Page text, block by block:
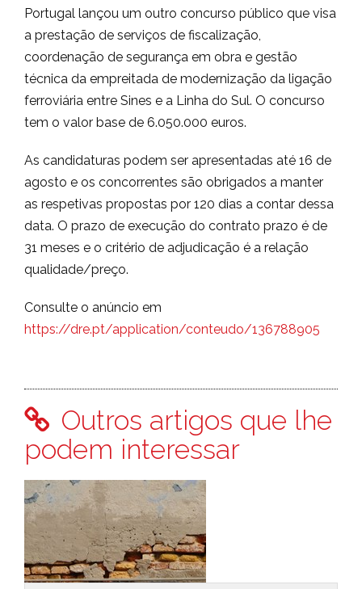
Portugal lançou um outro concurso público que visa
a prestação de serviços de fiscalização,
coordenação de segurança em obra e gestão
técnica da empreitada de modernização da ligação
ferroviária entre Sines e a Linha do Sul. O concurso
tem o valor base de 6.050.000 euros.
As candidaturas podem ser apresentadas até 16 de
agosto e os concorrentes são obrigados a manter
as respetivas propostas por 120 dias a contar dessa
data. O prazo de execução do contrato prazo é de
31 meses e o critério de adjudicação é a relação
qualidade/preço.
Consulte o anúncio em
https://dre.pt/application/conteudo/136788905
Outros artigos que lhe
podem interessar